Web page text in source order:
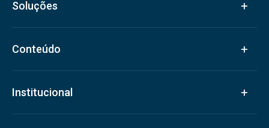
Soluções
Conteúdo
Institucional